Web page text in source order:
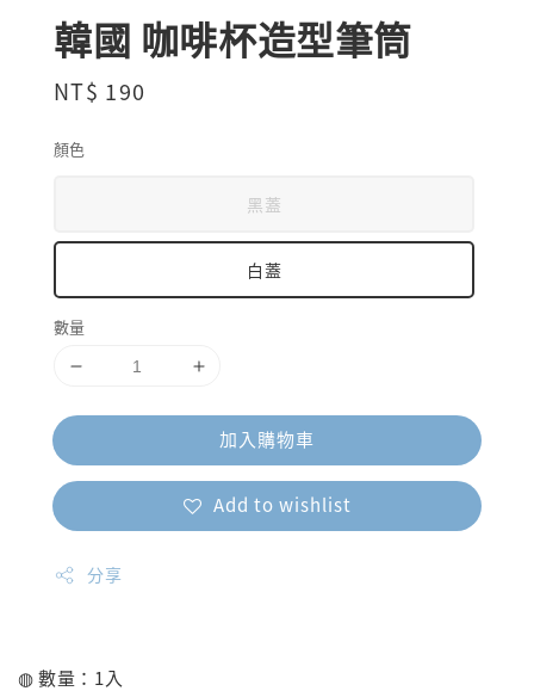
韓國 咖啡杯造型筆筒
Regular
NT$ 190
顏色
黑蓋
白蓋
數量
加入購物車
Add to wishlist
分享
◍ 數量：1入